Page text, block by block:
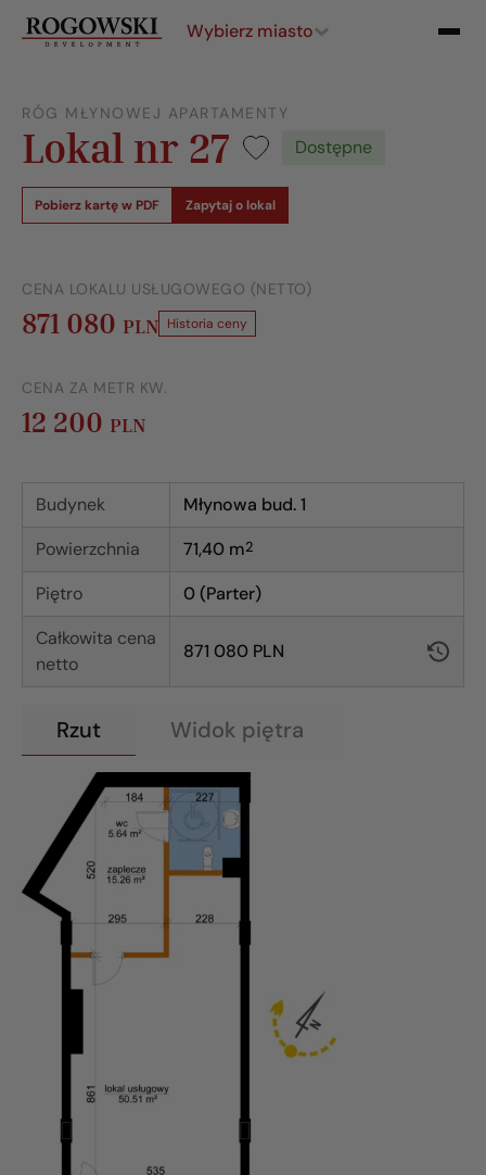
Wybierz miasto
RÓG MŁYNOWEJ APARTAMENTY
Lokal nr 27 Dostępne
Pobierz kartę w PDF Zapytaj o lokal
CENA LOKALU USŁUGOWEGO (NETTO)
871 080 PLN Historia ceny
CENA ZA METR KW.
12 200 PLN
Budynek
Młynowa bud. 1
Powierzchnia
71,40 m2
Piętro
0 (Parter)
Całkowita cena
netto
871 080 PLN
Rzut Widok piętra